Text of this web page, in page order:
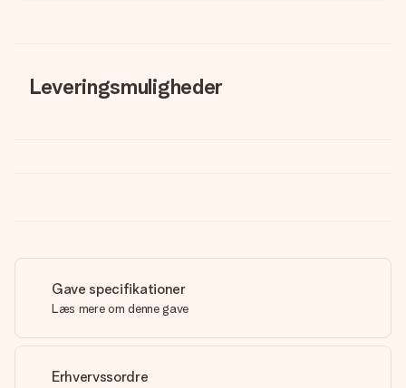
Leveringsmuligheder
Gave specifikationer
Læs mere om denne gave
Erhvervssordre